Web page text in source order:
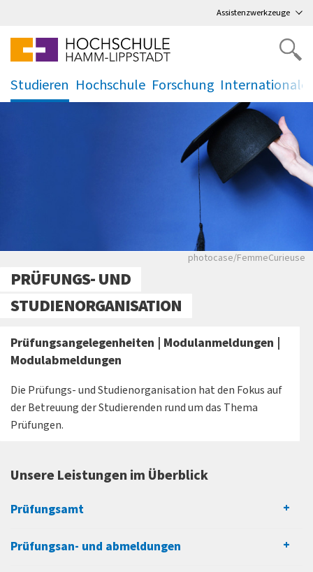
Assistenzwerkzeuge
Studieren
.
Hochschule
.
Forschung
. .
photocase/
photocase/FemmeCurieuse
PRÜFUNGS- UND
STUDIENORGANISATION
Prüfungsangelegenheiten | Modulanmeldungen |
Modulabmeldungen
Die Prüfungs- und Studienorganisation hat den Fokus auf
der Betreuung der Studierenden rund um das Thema
Prüfungen.
Unsere Leistungen im Überblick
Prüfungsamt
Prüfungsan- und abmeldungen